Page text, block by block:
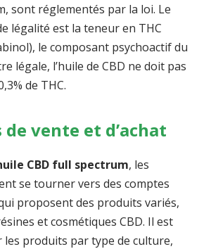
sont réglementés par la loi. Le
légalité est la teneur en THC
le composant psychoactif du
légale, l’huile de CBD ne doit pas
de THC.
vente et d’achat
CBD full spectrum, les
se tourner vers des comptes
proposent des produits variés,
et cosmétiques CBD. Il est
les produits par type de culture,